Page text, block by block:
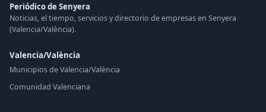
Periódico de Senyera
Noticias, el tiempo, servicios y directorio de empresas en Senyera
(Valencia/València).
Valencia/València
Municipios de Valencia/València
Comunidad Valenciana